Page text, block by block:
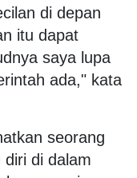
di depan
itu dapat
saya lupa
ada," kata
seorang
di dalam